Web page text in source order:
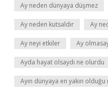
Ay neden dünyaya düşmez
Ay neden kutsaldır Ay
Ay neyi etkiler Ay
Ayda hayat olsaydı ne olurdu
Ayın dünyaya en yakın